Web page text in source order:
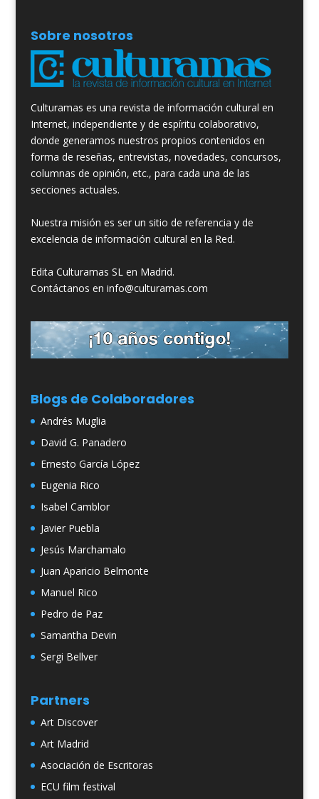
Sobre nosotros
Culturamas es una revista de información cultural en
Internet, independiente y de espíritu colaborativo,
donde generamos nuestros propios contenidos en
forma de reseñas, entrevistas, novedades, concursos,
columnas de opinión, etc., para cada una de las
secciones actuales.
Nuestra misión es ser un sitio de referencia y de
excelencia de información cultural en la Red.
Edita Culturamas SL en Madrid.
Contáctanos en info@culturamas.com
Blogs de Colaboradores
Andrés Muglia
David G. Panadero
Ernesto García López
Eugenia Rico
Isabel Camblor
Javier Puebla
Jesús Marchamalo
Juan Aparicio Belmonte
Manuel Rico
Pedro de Paz
Samantha Devin
Sergi Bellver
Partners
Art Discover
Art Madrid
Asociación de Escritoras
ECU film festival